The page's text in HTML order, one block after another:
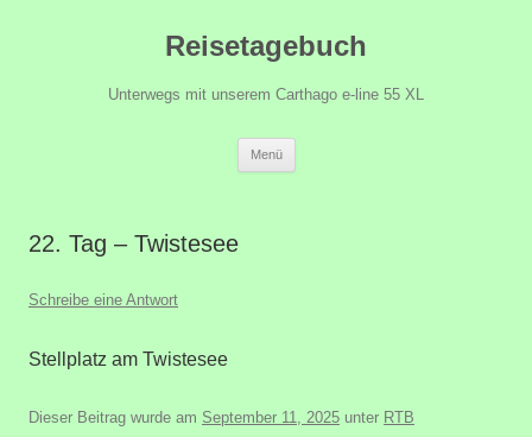
Reisetagebuch
Unterwegs mit unserem Carthago e-line 55 XL
Menü
22. Tag – Twistesee
Schreibe eine Antwort
Stellplatz am Twistesee
Dieser Beitrag wurde am September 11, 2025 unter RTB